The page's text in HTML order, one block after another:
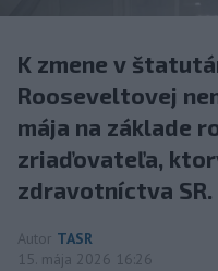
K zmene v
Rooseveltovej
mája na základe
zriaďovateľa,
zdravotníctva SR.
Autor TASR
15. mája 2026 16:26